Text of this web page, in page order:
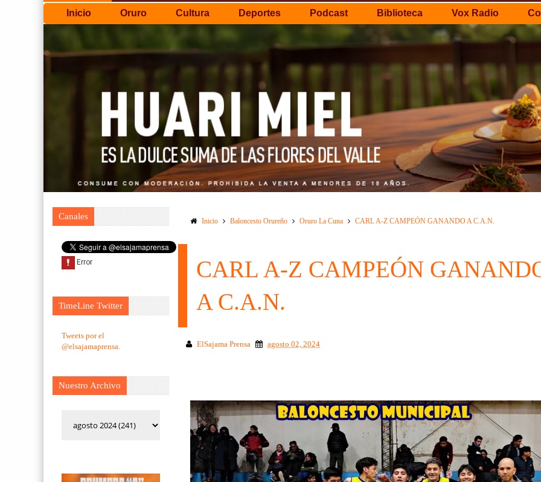
Inicio Oruro Cultura Deportes Podcast Biblioteca Vox Radio
Canales
TimeLine Twitter
Tweets por el
@elsajamaprensa.
Nuestro Archivo
Inicio Baloncesto Orureño Oruro La Cuna CARL A-Z CAMPEÓN GANANDO A C.A.N.
CARL A-Z CAMPEÓN
A C.A.N.
ElSajama Prensa agosto 02, 2024